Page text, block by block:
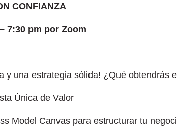
CONFIANZA
7:30 pm por Zoom
y una estrategia sólida! ¿Qué obtendrás
Única de Valor
Model Canvas para estructurar tu